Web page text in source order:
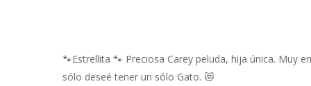
🐾Estrellita 🐾 Preciosa Carey peluda, hija única. Muy
sólo deseé tener un sólo Gato. 😻